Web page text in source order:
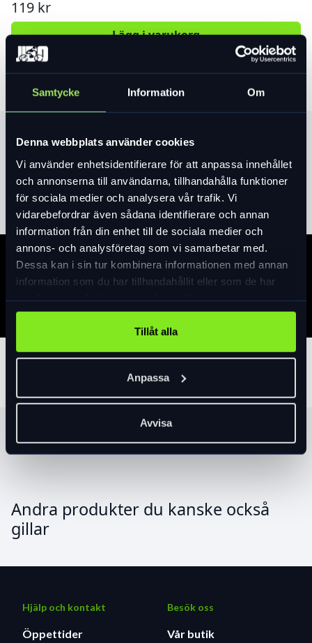
Samtycke Information Om
Denna webbplats använder cookies
Vi använder enhetsidentifierare för att anpassa innehållet
och annonserna till användarna, tillhandahålla funktioner
för sociala medier och analysera vår trafik. Vi
vidarebefordrar även sådana identifierare och annan
information från din enhet till de sociala medier och
annons- och analysföretag som vi samarbetar med.
Dessa kan i sin tur kombinera informationen med annan
information som du har tillhandahållit eller som de har
Tillåt alla
Anpassa
Avvisa
119 kr
Lägg i varukorg
Produktinformation
Läs merexpand_more
Specifikation
Produktrekommendationer
Andra produkter du kanske också
gillar
Hjälp och kontakt
Öppettider
Besök oss
Vår butik